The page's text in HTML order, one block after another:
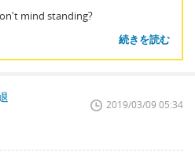
mind standing?
続きを読む
2019/03/09 05:34